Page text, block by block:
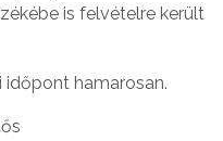
is felvételre került
időpont hamarosan.